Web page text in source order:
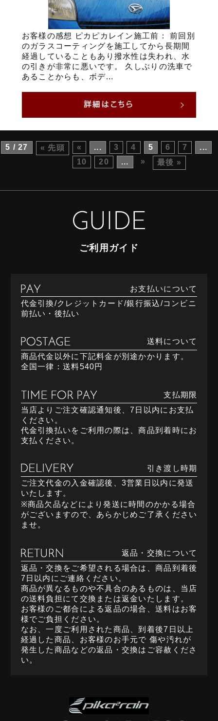
お客様の感想 ピカピカレイン施工前： 前回別
のガラスコーティングを施工してから長期間
経過していることもあり撥水性は失われ、水
の引きが非常に悪いです。 久しぶりの洗車で
あることからも、ボデ...
5 / 27 « 先頭 « ... 3 4 5 6 7
...
10
20 ... » 最後 »
ご利用ガイド
お支払いについて
代金引換/クレジットカード/銀行振込/コンビニ
前払い・後払い
送料について
商品代金以外に下記料金が別途かかります。
全国一律：送料540円
支払期限
当店よりご注文確認通知後、7日以内にお支払
ください。
代金引換払いをご利用の際は、商品到着時にお
支払ください。
引き渡し時期
ご注文代金の入金確認後、3営業日以内に発送
いたします。
※商品欠品などにより発送に時間のかかる場合
がございますので、あらかじめご了承ください
ませ。
返品・交換について
返品・交換をご希望される場合は、商品到着後
7日以内にご連絡ください。
商品が異なるものや不具合のあるものは、当店
の送料負担にて交換または返金いたします。
お客様のご都合による返品の場合、送料はお客
様でご負担ください。
なお、一度ご利用された商品、到着後7日以上
経過した商品、お客様のお手元で 傷や汚れが
発生した商品などの返品・交換はご容赦くださ
い。